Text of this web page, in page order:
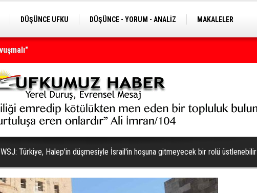
DÜŞÜNCE UFKU DÜŞÜNCE - YORUM - ANALİZ MAKALELER
WSJ: Türkiye, Halep'in düşmesiyle İsrail'in hoşuna gitmeyecek bir rolü üstlenebilir